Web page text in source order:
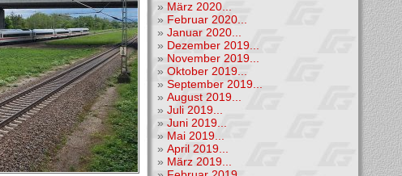
» März 2020...
» Februar 2020...
» Januar 2020...
» Dezember 2019...
» November 2019...
» Oktober 2019...
» September 2019...
» August 2019...
» Juli 2019...
» Juni 2019...
» Mai 2019...
» April 2019...
» März 2019...